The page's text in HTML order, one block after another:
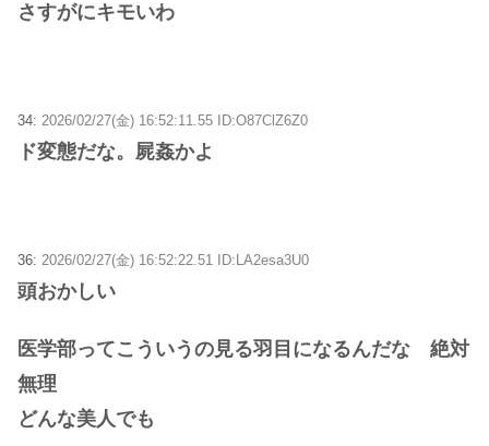
さすがにキモいわ
34: 2026/02/27(金) 16:52:11.55 ID:O87ClZ6Z0
ド変態だな。屍姦かよ
36: 2026/02/27(金) 16:52:22.51 ID:LA2esa3U0
頭おかしい
医学部ってこういうの見る羽目になるんだな 絶対
無理
どんな美人でも